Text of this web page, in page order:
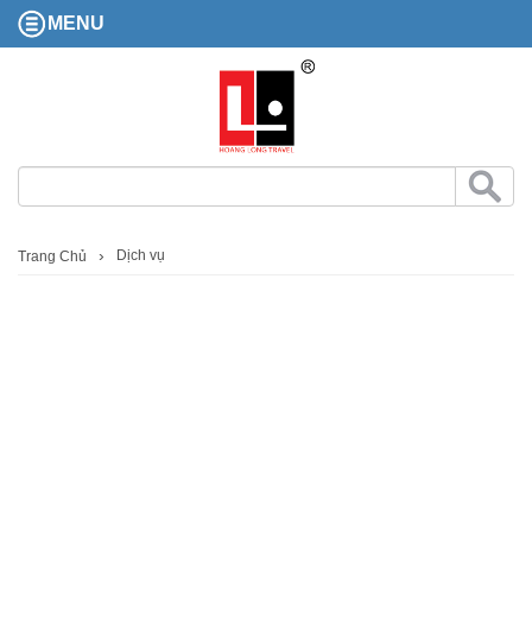
MENU
Trang Chủ Dịch vụ